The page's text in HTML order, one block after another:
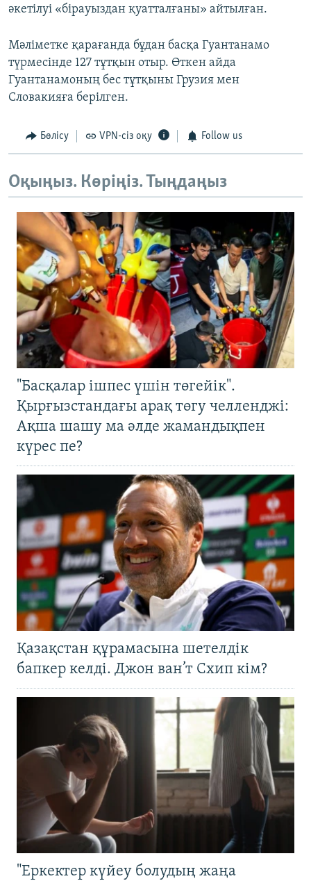
әкетілуі «бірауыздан қуатталғаны» айтылған.
Мәліметке қарағанда бұдан басқа Гуантанамо
түрмесінде 127 тұтқын отыр. Өткен айда
Гуантанамоның бес тұтқыны Грузия мен
Словакияға берілген.
Бөлісу VPN-сіз оқу Follow us
Оқыңыз. Көріңіз. Тыңдаңыз
"Басқалар ішпес үшін төгейік".
Қырғызстандағы арақ төгу челленджі:
Ақша шашу ма әлде жамандықпен
күрес пе?
Қазақстан құрамасына шетелдік
бапкер келді. Джон ван’т Схип кім?
"Еркектер күйеу болудың жаңа